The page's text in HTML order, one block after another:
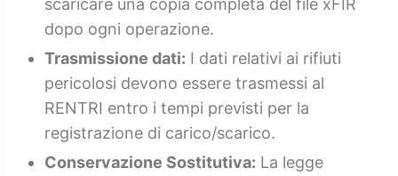
scaricare una copia completa del file xFIR
dopo ogni operazione.
Trasmissione dati: I dati relativi ai rifiuti
pericolosi devono essere trasmessi al
RENTRI entro i tempi previsti per la
registrazione di carico/scarico.
Conservazione Sostitutiva: La legge